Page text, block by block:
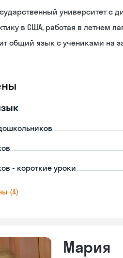
университет с
в США, работая в летнем
общий язык с учениками на
- короткие уроки
(4)
Мария